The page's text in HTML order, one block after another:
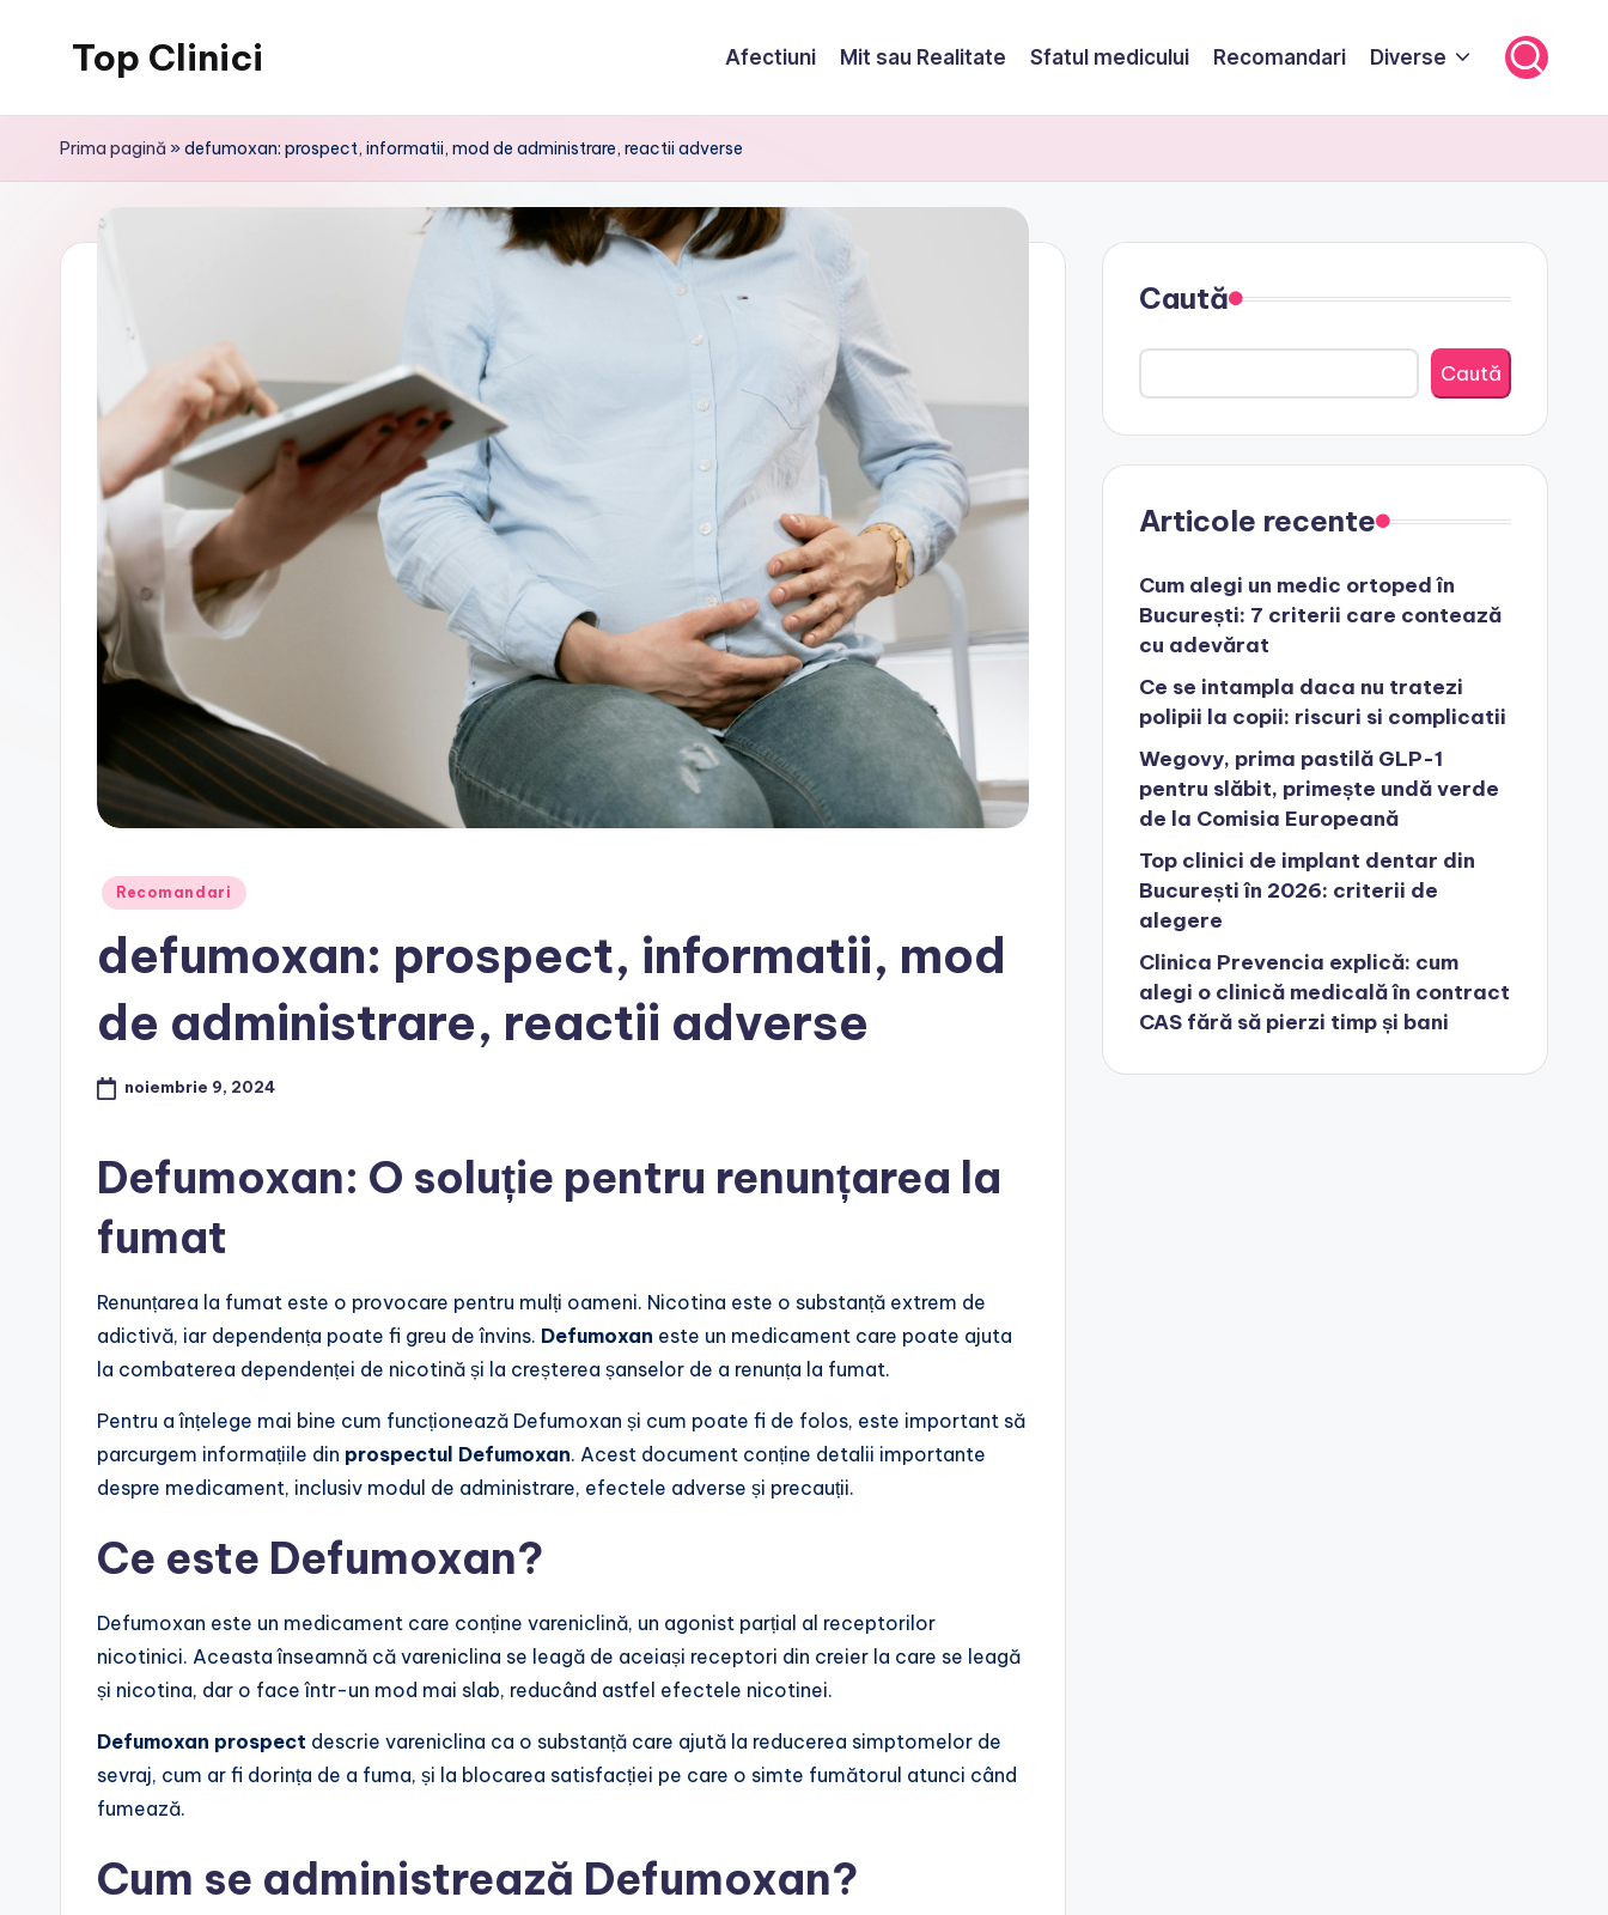
Top Clinici Afectiuni Mit sau Realitate Sfatul medicului Recomandari Diverse
Prima pagină »defumoxan: prospect, informatii, mod de administrare, reactii adverse
Posted
Recomandari
defumoxan: prospect, informatii, mod
de administrare, reactii adverse
noiembrie 9, 2024
Defumoxan: O soluție pentru renunțarea la
fumat
Renunțarea la fumat este o provocare pentru mulți oameni. Nicotina este o substanță extrem de
adictivă, iar dependența poate fi greu de învins. Defumoxan este un medicament care poate ajuta
la combaterea dependenței de nicotină și la creșterea șanselor de a renunța la fumat.
Pentru a înțelege mai bine cum funcționează Defumoxan și cum poate fi de folos, este important să
parcurgem informațiile din prospectul Defumoxan. Acest document conține detalii importante
despre medicament, inclusiv modul de administrare, efectele adverse și precauții.
Ce este Defumoxan?
Defumoxan este un medicament care conține vareniclină, un agonist parțial al receptorilor
nicotinici. Aceasta înseamnă că vareniclina se leagă de aceiași receptori din creier la care se leagă
și nicotina, dar o face într-un mod mai slab, reducând astfel efectele nicotinei.
Defumoxan prospect descrie vareniclina ca o substanță care ajută la reducerea simptomelor de
sevraj, cum ar fi dorința de a fuma, și la blocarea satisfacției pe care o simte fumătorul atunci când
fumează.
Cum se administrează Defumoxan?
Caută
Caută
Articole recente
Cum alegi un medic ortoped în
București: 7 criterii care contează
cu adevărat
Ce se intampla daca nu tratezi
polipii la copii: riscuri si complicatii
Wegovy, prima pastilă GLP-1
pentru slăbit, primește undă verde
de la Comisia Europeană
Top clinici de implant dentar din
București în 2026: criterii de
alegere
Clinica Prevencia explică: cum
alegi o clinică medicală în contract
CAS fără să pierzi timp și bani